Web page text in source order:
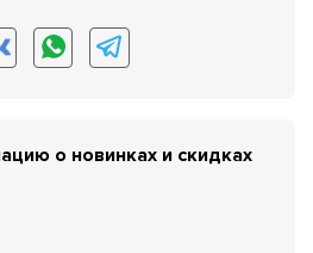
о новинках и скидках